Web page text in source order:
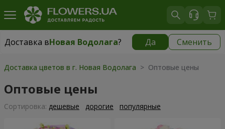
Доставка вНовая Водолага? Да Сменить
Доставка вНовая Водолага|754 грн
Доставка цветов в г. Новая Водолага > Оптовые цены
Оптовые цены
Cортировка: дешевые дорогие популярные